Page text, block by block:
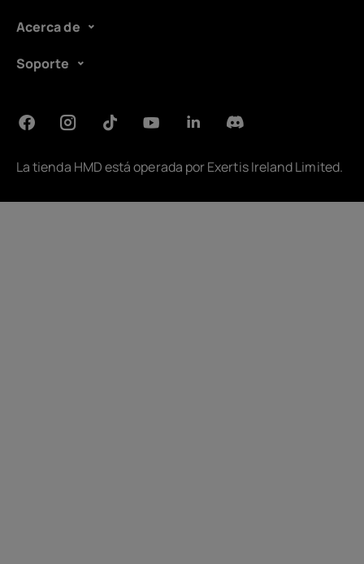
Acerca de
Soporte
La tienda HMD está operada porExertis Ireland Limited.